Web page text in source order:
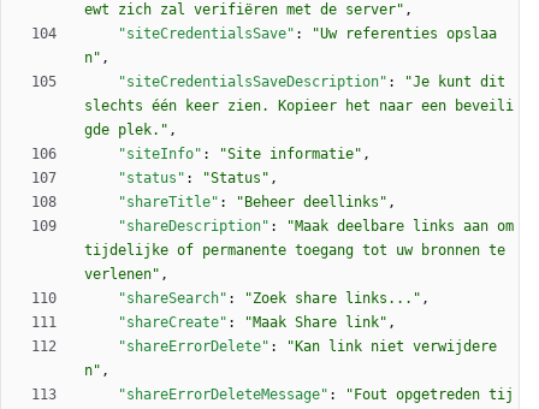
ewt zich zal verifiëren met de server" ,
"siteCredentialsSave" :
"Uw referenties opslaa
n" ,
"siteCredentialsSaveDescription" :
"Je kunt dit
slechts één keer zien. Kopieer het naar een beveili
gde plek." ,
"siteInfo" : "Site informatie" ,
"status" : "Status" ,
"shareTitle" : "Beheer deellinks" ,
"shareDescription" :
"Maak deelbare links aan om
tijdelijke of permanente toegang tot uw bronnen te
verlenen" ,
"shareSearch" : "Zoek share links..." ,
"shareCreate" : "Maak Share link" ,
"shareErrorDelete" :
"Kan link niet verwijdere
n" ,
"shareErrorDeleteMessage" :
"Fout opgetreden tij